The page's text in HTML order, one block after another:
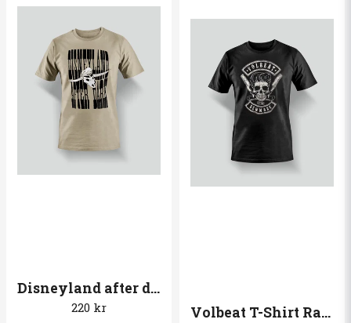
Skicka fråga
Disneyland after dark T-Shirt Kapten
220 kr Volbeat T-Shirt Raizor